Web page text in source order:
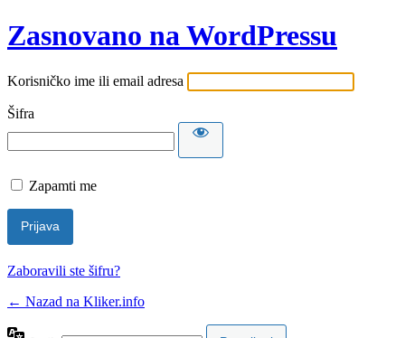
Zasnovano na WordPressu
Korisničko ime ili email adresa
Šifra
Zapamti me
Zaboravili ste šifru?
← Nazad na Kliker.info